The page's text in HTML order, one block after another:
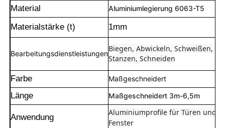
Material
Aluminiumlegierung 6063-T5
Materialstärke (t) 1mm
Bearbeitungsdienstleistungen
Biegen, Abwickeln, Schweißen,
Stanzen, Schneiden
Farbe Maßgeschneidert
Länge Maßgeschneidert 3m-6,5m
Anwendung
Aluminiumprofile für Türen und
Fenster